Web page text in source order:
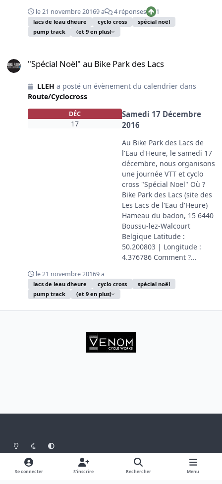
le 21 novembre 20169 a 4 réponses 1
lacs de leau dheure cyclo cross
spécial noël
pump track
(et 9 en plus)
"Spécial Noël" au Bike Park des Lacs
LLEH a posté un évènement du calendrier dans
Route/Cyclocross
DÉC
17
Samedi 17 Décembre
2016
Au Bike Park des Lacs de
l'Eau d'Heure, le samedi 17
décembre, nous organisons
une journée VTT et cyclo
cross "Spécial Noel" Où ?
Bike Park des Lacs (site des
Les Lacs de l'Eau d'Heure)
Hameau du badon, 15 6440
Boussu-lez-Walcourt
Belgique Latitude :
50.200803 | Longitude :
4.376786 Comment ?...
le 21 novembre 20169 a
lacs de leau dheure cyclo cross
spécial noël
pump track
(et 9 en plus)
Light ModeDark ModeSystem Preference
Langue Thème
Politique de confidentialité
Se connecter S’inscrire Rechercher Menu